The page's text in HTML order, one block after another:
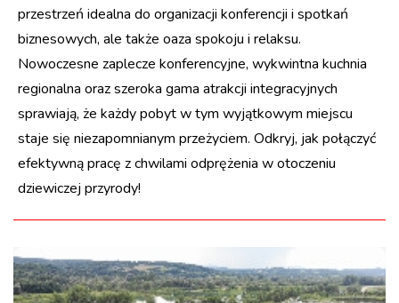
przestrzeń idealna do organizacji konferencji i spotkań
biznesowych, ale także oaza spokoju i relaksu.
Nowoczesne zaplecze konferencyjne, wykwintna kuchnia
regionalna oraz szeroka gama atrakcji integracyjnych
sprawiają, że każdy pobyt w tym wyjątkowym miejscu
staje się niezapomnianym przeżyciem. Odkryj, jak połączyć
efektywną pracę z chwilami odprężenia w otoczeniu
dziewiczej przyrody!